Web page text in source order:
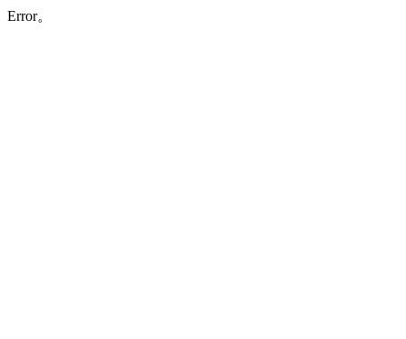
Error。